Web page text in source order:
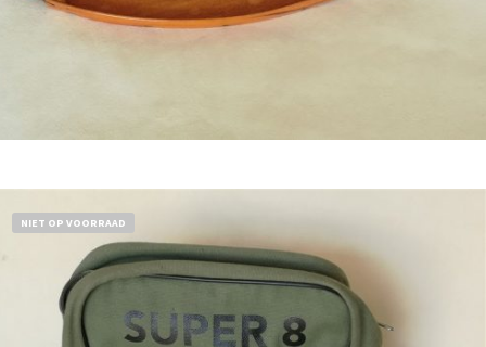
NIET OP VOORRAAD